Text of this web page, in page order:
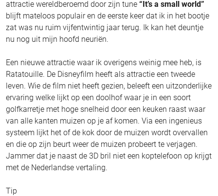
attractie wereldberoemd door zijn tune “It’s a small world”
blijft mateloos populair en de eerste keer dat ik in het bootje
zat was nu ruim vijfentwintig jaar terug. Ik kan het deuntje
nu nog uit mijn hoofd neuriën.
Een nieuwe attractie waar ik overigens weinig mee heb, is
Ratatouille. De Disneyfilm heeft als attractie een tweede
leven. Wie de film niet heeft gezien, beleeft een uitzonderlijke
ervaring welke lijkt op een doolhof waar je in een soort
golfkarretje met hoge snelheid door een keuken raast waar
van alle kanten muizen op je af komen. Via een ingenieus
systeem lijkt het of de kok door de muizen wordt overvallen
en die op zijn beurt weer de muizen probeert te verjagen.
Jammer dat je naast de 3D bril niet een koptelefoon op krijgt
met de Nederlandse vertaling.
Tip